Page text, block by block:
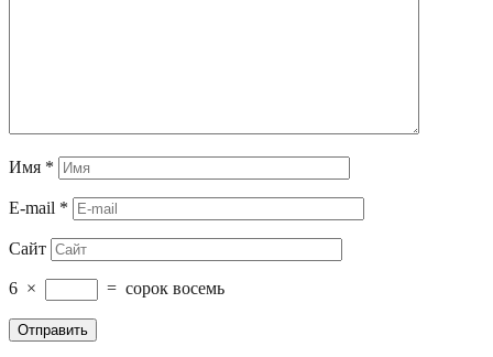
Имя *
E-mail *
Сайт
6 × = сорок восемь